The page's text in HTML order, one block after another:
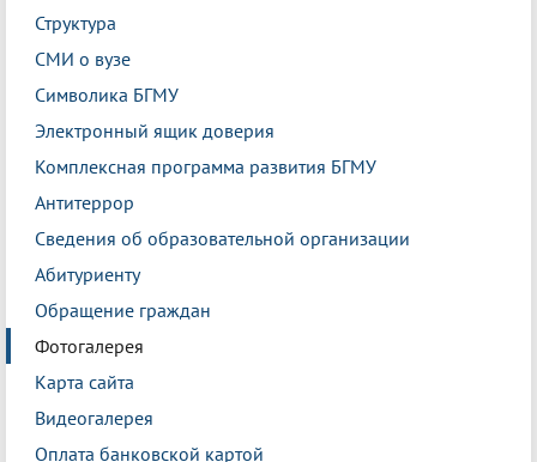
Структура
СМИ о вузе
Символика БГМУ
Электронный ящик доверия
Комплексная программа развития БГМУ
Антитеррор
Сведения об образовательной организации
Абитуриенту
Обращение граждан
Фотогалерея
Карта сайта
Видеогалерея
Оплата банковской картой